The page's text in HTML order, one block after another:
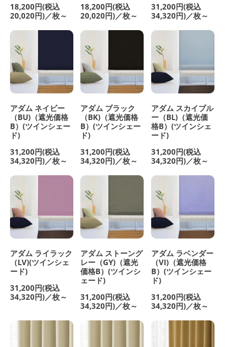
18,200円(税込
20,020円)／枚～
18,200円(税込
20,020円)／枚～
31,200円(税込
34,320円)／枚～
アダム ネイビー
（BU)（遮光価格
B）(ツインシェー
ド)
31,200円(税込
34,320円)／枚～
アダム ブラック
（BK)（遮光価格
B）(ツインシェー
ド)
31,200円(税込
34,320円)／枚～
アダム スカイブル
ー（BL)（遮光価
格B）(ツインシェ
ード)
31,200円(税込
34,320円)／枚～
アダム ライラック
（LV)(ツインシェ
ード)
31,200円(税込
34,320円)／枚～
アダム ストーング
レー（GY)（遮光
価格B）(ツインシ
ェード)
31,200円(税込
34,320円)／枚～
アダム ラベンダー
（VI)（遮光価格
B）(ツインシェー
ド)
31,200円(税込
34,320円)／枚～